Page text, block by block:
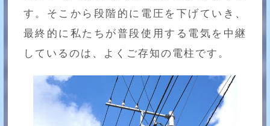
す。そこから段階的に電圧を下げていき、
最終的に私たちが普段使用する電気を中継
しているのは、よくご存知の電柱です。